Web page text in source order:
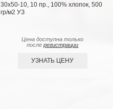
30х50-10, 10 пр., 100% хлопок, 500
гр/м2 УЗ
Цена доступна только
послерегистрации
УЗНАТЬ ЦЕНУ